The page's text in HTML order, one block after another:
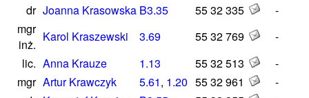
dr Joanna Krasowska B3.35 55 32 335
-
mgr
inż.
Karol Kraszewski 3.69 55 32 769
-
lic. Anna Krauze 1.13 55 32 513
-
mgr Artur Krawczyk 5.61, 1.20 55 32 961
-